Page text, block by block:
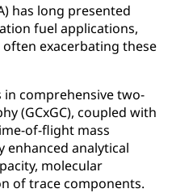
has long presented
fuel applications,
exacerbating these
in comprehensive two-
(GCxGC), coupled with
of-flight mass
enhanced analytical
molecular
of trace components.